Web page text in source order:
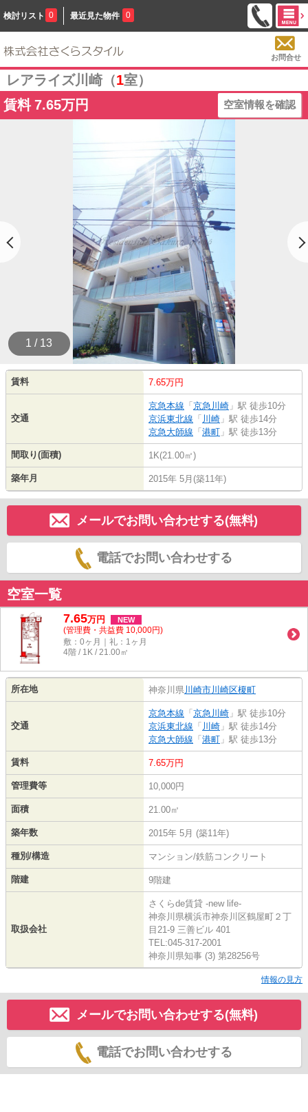
検討リスト 0 最近見た物件 0
お問合せ
レアライズ川崎（1室）
賃料 7.65万円 空室情報を確認
1 / 13
賃料 7.65万円
交通
京急本線 「 京急川崎 」駅 徒歩10分
京浜東北線 「 川崎 」駅 徒歩14分
京急大師線 「 港町 」駅 徒歩13分
間取り(面積) 1K(21.00㎡)
築年月 2015年 5月(築11年)
メールでお問い合わせする(無料)
電話でお問い合わせする
空室一覧
7.65万円 NEW
(管理費・共益費 10,000円)
敷：0ヶ月｜礼：1ヶ月
4階 / 1K / 21.00㎡
所在地 神奈川県川崎市川崎区榎町
交通
京急本線 「 京急川崎 」駅 徒歩10分
京浜東北線 「 川崎 」駅 徒歩14分
京急大師線 「 港町 」駅 徒歩13分
賃料 7.65万円
管理費等 10,000円
面積 21.00㎡
築年数 2015年 5月 (築11年)
種別/構造 マンション/鉄筋コンクリート
階建 9階建
取扱会社
さくらde賃貸 -new life-
神奈川県横浜市神奈川区鶴屋町２丁
目21-9 三善ビル 401
TEL:045-317-2001
神奈川県知事 (3) 第28256号
情報の見方
メールでお問い合わせする(無料)
電話でお問い合わせする